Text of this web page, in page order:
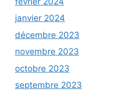
janvier 2024
décembre 2023
novembre 2023
octobre 2023
septembre 2023